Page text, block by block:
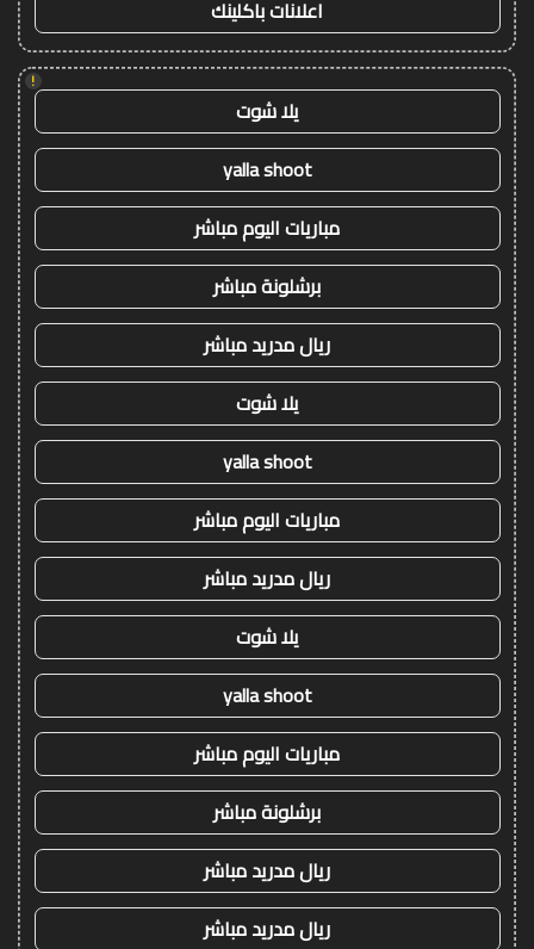
اعلانات باكلينك
!
يلا شوت
yalla shoot
مباريات اليوم مباشر
برشلونة مباشر
ريال مدريد مباشر
يلا شوت
yalla shoot
مباريات اليوم مباشر
ريال مدريد مباشر
يلا شوت
yalla shoot
مباريات اليوم مباشر
برشلونة مباشر
ريال مدريد مباشر
ريال مدريد مباشر